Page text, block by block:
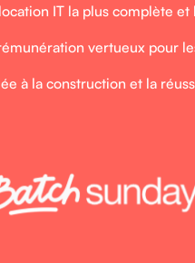
IT la plus complète et
vertueux pour
à la construction et la